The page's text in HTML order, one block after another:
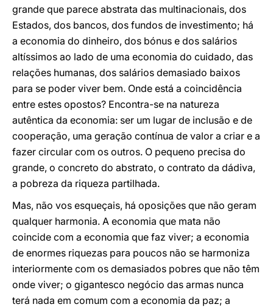
grande que parece abstrata das multinacionais, dos
Estados, dos bancos, dos fundos de investimento; há
a economia do dinheiro, dos bónus e dos salários
altíssimos ao lado de uma economia do cuidado, das
relações humanas, dos salários demasiado baixos
para se poder viver bem. Onde está a coincidência
entre estes opostos? Encontra-se na natureza
autêntica da economia: ser um lugar de inclusão e de
cooperação, uma geração contínua de valor a criar e a
fazer circular com os outros. O pequeno precisa do
grande, o concreto do abstrato, o contrato da dádiva,
a pobreza da riqueza partilhada.
Mas, não vos esqueçais, há oposições que não geram
qualquer harmonia. A economia que mata não
coincide com a economia que faz viver; a economia
de enormes riquezas para poucos não se harmoniza
interiormente com os demasiados pobres que não têm
onde viver; o gigantesco negócio das armas nunca
terá nada em comum com a economia da paz; a